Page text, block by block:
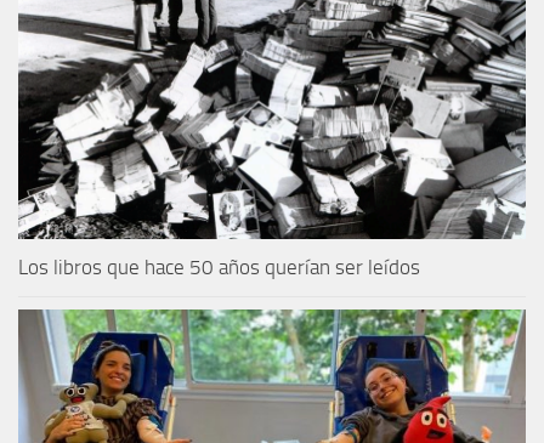
Los libros que hace 50 años querían ser leídos